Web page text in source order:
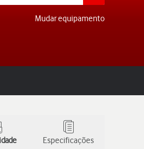
Mudar equipamento
Especificações